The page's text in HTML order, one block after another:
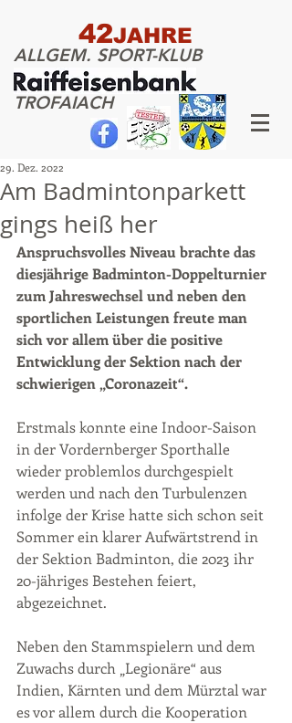
42JAHRE
ALLGEM. SPORT-KLUB
TROFAIACH
Am Badmintonparkett
gings heiß her
29. Dez. 2022
Anspruchsvolles Niveau brachte das
diesjährige Badminton-Doppelturnier
zum Jahreswechsel und neben den
sportlichen Leistungen freute man
sich vor allem über die positive
Entwicklung der Sektion nach der
schwierigen „Coronazeit“.
Erstmals konnte eine Indoor-Saison
in der Vordernberger Sporthalle
wieder problemlos durchgespielt
werden und nach den Turbulenzen
infolge der Krise hatte sich schon seit
Sommer ein klarer Aufwärtstrend in
der Sektion Badminton, die 2023 ihr
20-jähriges Bestehen feiert,
abgezeichnet.
Neben den Stammspielern und dem
Zuwachs durch „Legionäre“ aus
Indien, Kärnten und dem Mürztal war
es vor allem durch die Kooperation